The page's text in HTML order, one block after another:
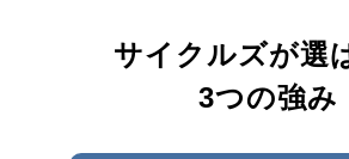
サイクルズが選
3つの強み